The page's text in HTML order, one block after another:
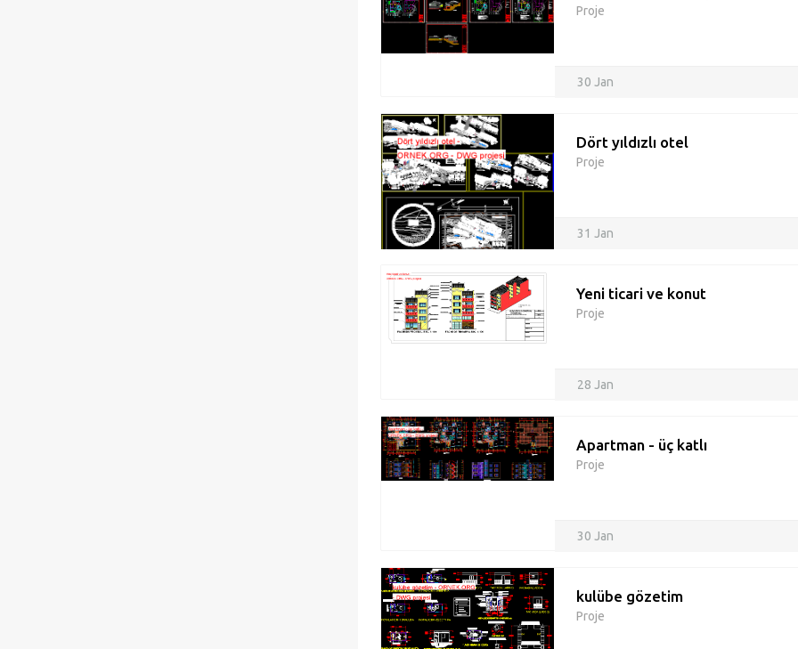
Proje
30 Jan
Dört yıldızlı otel
Proje
31 Jan
Yeni ticari ve konut
Proje
28 Jan
Apartman - üç katlı
Proje
30 Jan
kulübe gözetim
Proje